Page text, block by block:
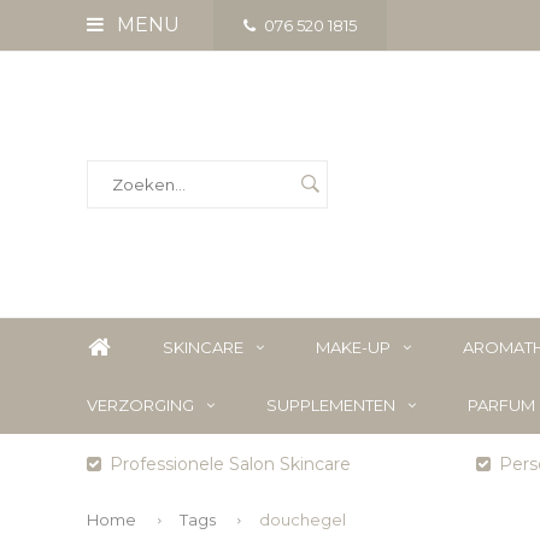
MENU 076 520 1815
SKINCARE MAKE-UP
VERZORGING SUPPLEMENTEN PARFUM
Professionele Salon Skincare
Home Tags douchegel